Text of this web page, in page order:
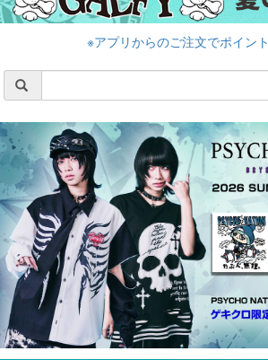
※アプリからのご注文でポイント